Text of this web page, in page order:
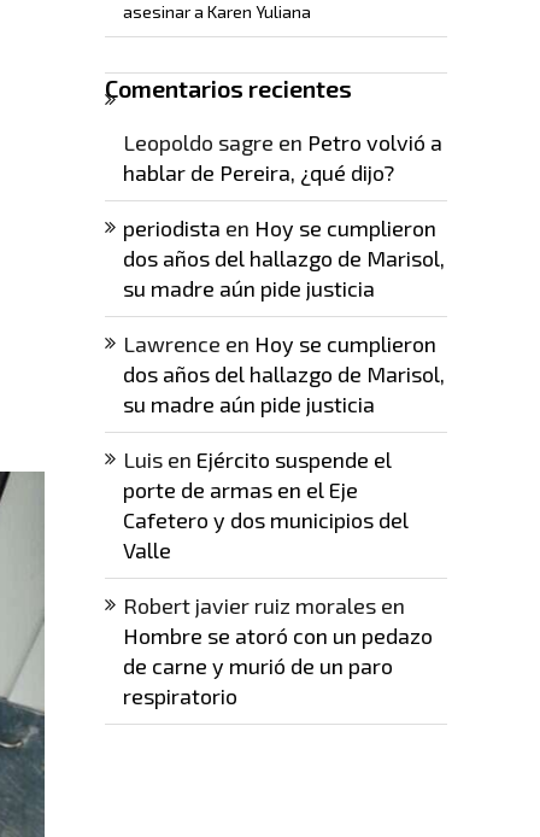
asesinar a Karen Yuliana
Comentarios recientes
Leopoldo sagre en Petro volvió a
hablar de Pereira, ¿qué dijo?
periodista en Hoy se cumplieron
dos años del hallazgo de Marisol,
su madre aún pide justicia
Lawrence en Hoy se cumplieron
dos años del hallazgo de Marisol,
su madre aún pide justicia
Luisen Ejército suspende el
porte de armas en el Eje
Cafetero y dos municipios del
Valle
Robert javier ruiz moralesen
Hombre se atoró con un pedazo
de carne y murió de un paro
respiratorio